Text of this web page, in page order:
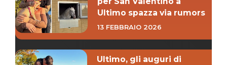
Ultimo spazza via rumors
13 FEBBRAIO 2026
Ultimo, gli auguri di